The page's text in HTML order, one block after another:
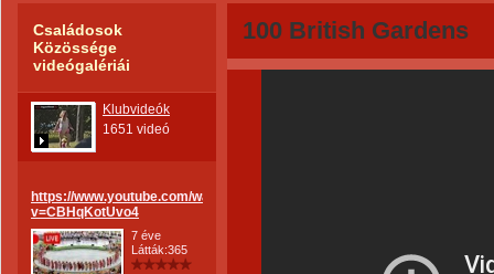
Családosok
Közössége
videógalériái
Klubvideók
1651 videó
https://www.youtube.com/watch?
v=CBHqKotUvo4
7 éve
Látták:365
100 British Gardens